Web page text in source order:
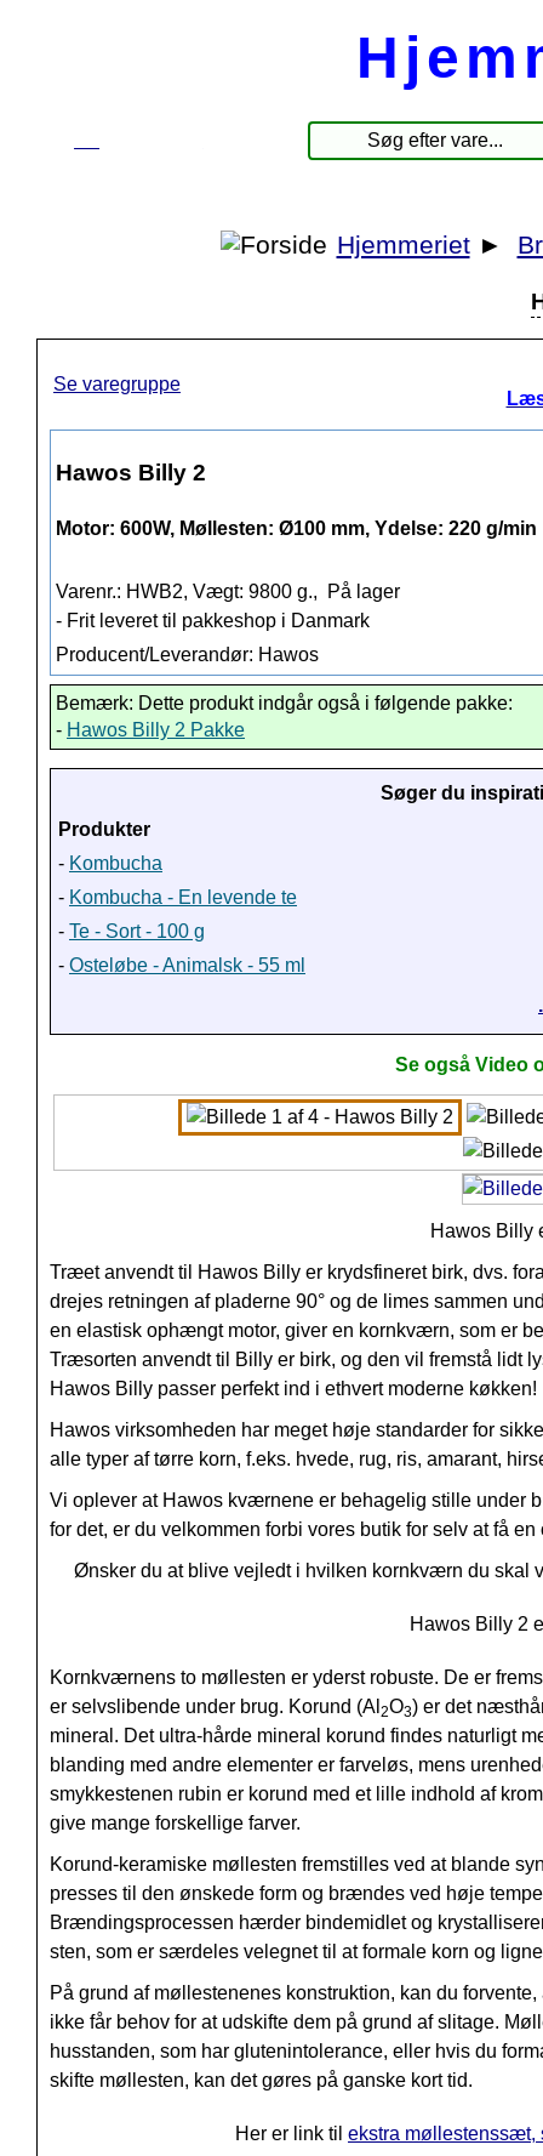
Hjemmeriet ►
Se varegruppe
Hawos Billy 2
Motor: 600W, Møllesten: Ø100 mm, Ydelse: 220 g/min
Varenr.: HWB2, Vægt: 9800 g.,
På lager
- Frit leveret til pakkeshop i Danmark
Producent/Leverandør: Hawos
Bemærk: Dette produkt indgår også i følgende pakke:
- Hawos Billy 2 Pakke
Søger du
Produkter
- Kombucha
- Kombucha - En levende te
- Te - Sort - 100 g
- Osteløbe - Animalsk - 55 ml
Se også Video
Hawos Billy
Træet anvendt til Hawos Billy er krydsfineret birk, dvs.
drejes retningen af pladerne 90° og de limes sammen
en elastisk ophængt motor, giver en kornkværn, som er
Træsorten anvendt til Billy er birk, og den vil fremstå lidt
Hawos Billy passer perfekt ind i ethvert moderne køkken!
Hawos virksomheden har meget høje standarder for
alle typer af tørre korn, f.eks. hvede, rug, ris, amarant,
Vi oplever at Hawos kværnene er behagelig stille under
for det, er du velkommen forbi vores butik for selv at få
Ønsker du at blive vejledt i hvilken kornkværn du
Hawos Billy 2
Kornkværnens to møllesten er yderst robuste. De er
er selvslibende under brug. Korund (Al 2O3) er det
mineral. Det ultra-hårde mineral korund findes naturligt
blanding med andre elementer er farveløs, mens
smykkestenen rubin er korund med et lille indhold af
give mange forskellige farver.
Korund-keramiske møllesten fremstilles ved at blande
presses til den ønskede form og brændes ved høje
Brændingsprocessen hærder bindemidlet og
sten, som er særdeles velegnet til at formale korn og
På grund af møllestenenes konstruktion, kan du
ikke får behov for at udskifte dem på grund af slitage.
husstanden, som har glutenintolerance, eller hvis du
skifte møllesten, kan det gøres på ganske kort tid.
Her er link til ekstra møllestenssæt,